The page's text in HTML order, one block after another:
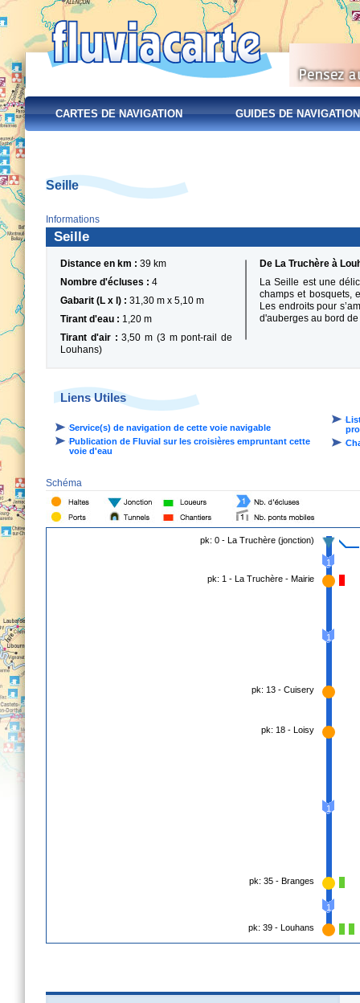
CARTES DE NAVIGATION GUIDES DE NAVIGATION
Seille
Informations
Seille
Distance en km : 39 km
Nombre d'écluses : 4
Gabarit (L x l) : 31,30 m x 5,10 m
Tirant d'eau : 1,20 m
Tirant d'air : 3,50 m (3 m pont-rail de
Louhans)
De La Truchère à
La Seille est une
champs et bosquets,
Les endroits pour
d'auberges au bord
Liens Utiles
Service(s) de navigation de cette voie navigable
Publication de Fluvial sur les croisières empruntant cette
voie d'eau
Schéma
pk: 0 - La Truchère (jonction)
1
pk: 1 - La Truchère - Mairie
1
pk: 13 - Cuisery
pk: 18 - Loisy
1
pk: 35 - Branges
1
pk: 39 - Louhans